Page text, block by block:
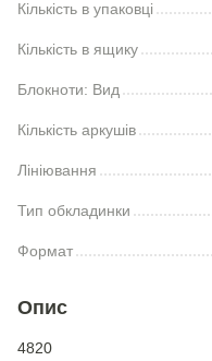
Кількість в упаковці
Кількість в ящику
Блокноти: Вид
Кількість аркушів
Лініювання
Тип обкладинки
Формат
Опис
4820